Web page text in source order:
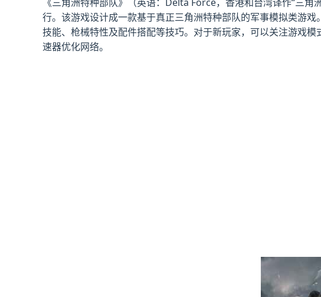
行。该游戏设计成一款基于真正三角洲特种部队的军事模拟类游
技能、枪械特性及配件搭配等技巧。对于新玩家，可以关注游戏
速器优化网络。